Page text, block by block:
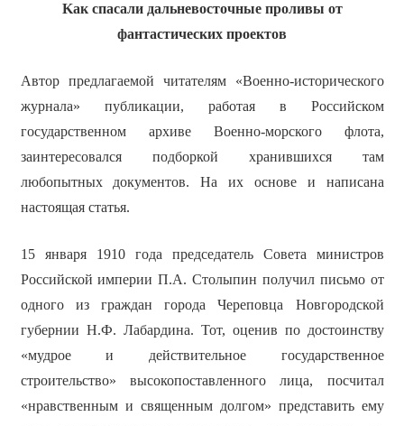
Kак спасали дальневосточные проливы от
фантастических проектов
Автор предлагаемой читателям «Военно-исторического
журнала» публикации, работая в Российском
государственном архиве Военно-морского флота,
заинтересовался подборкой хранившихся там
любопытных документов. На их основе и написана
настоящая статья.
15 января 1910 года председатель Совета министров
Российской империи П.А. Столыпин получил письмо от
одного из граждан города Череповца Новгородской
губернии Н.Ф. Лабардина. Тот, оценив по достоинству
«мудрое и действительное государственное
строительство» высокопоставленного лица, посчитал
«нравственным и священным долгом» представить ему